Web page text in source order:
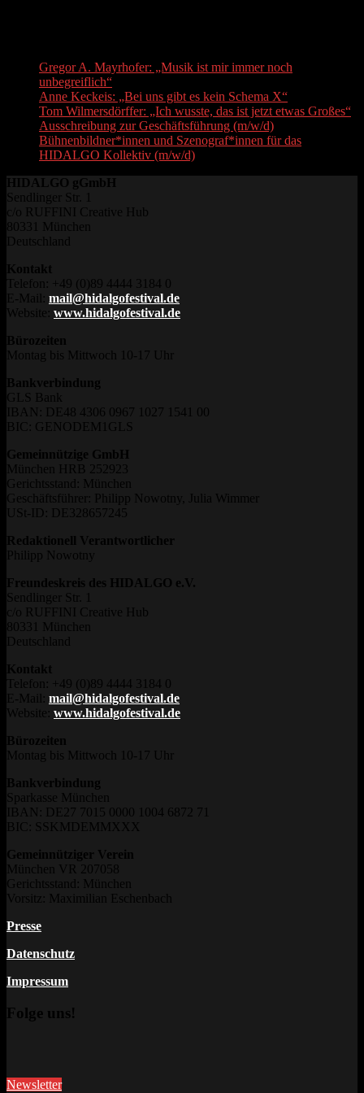
Gregor A. Mayrhofer: „Musik ist mir immer noch
unbegreiflich“
Anne Keckeis: „Bei uns gibt es kein Schema X“
Tom Wilmersdörffer: „Ich wusste, das ist jetzt etwas Großes“
Ausschreibung zur Geschäftsführung (m/w/d)
Bühnenbildner*innen und Szenograf*innen für das
HIDALGO Kollektiv (m/w/d)
HIDALGO gGmbH
Sendlinger Str. 1
c/o RUFFINI Creative Hub
80331 München
Deutschland
Kontakt
Telefon: +49 (0)89 4444 3184 0
E-Mail: mail@hidalgofestival.de
Website: www.hidalgofestival.de
Bürozeiten
Montag bis Mittwoch 10-17 Uhr
Bankverbindung
GLS Bank
IBAN: DE48 4306 0967 1027 1541 00
BIC: GENODEM1GLS
Gemeinnützige GmbH
München HRB 252923
Gerichtsstand: München
Geschäftsführer: Philipp Nowotny, Julia Wimmer
USt-ID: DE328657245
Redaktionell Verantwortlicher
Philipp Nowotny
Freundeskreis des HIDALGO e.V.
Sendlinger Str. 1
c/o RUFFINI Creative Hub
80331 München
Deutschland
Kontakt
Telefon: +49 (0)89 4444 3184 0
E-Mail: mail@hidalgofestival.de
Website: www.hidalgofestival.de
Bürozeiten
Montag bis Mittwoch 10-17 Uhr
Bankverbindung
Sparkasse München
IBAN: DE27 7015 0000 1004 6872 71
BIC: SSKMDEMMXXX
Gemeinnütziger Verein
München VR 207058
Gerichtsstand: München
Vorsitz: Maximilian Eschenbach
Presse
Datenschutz
Impressum
Folge uns!
Newsletter